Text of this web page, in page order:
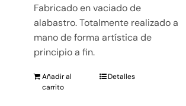
Fabricado en vaciado de
alabastro. Totalmente realizado a
mano de forma artística de
principio a fin.
Añadir al
carrito
Detalles